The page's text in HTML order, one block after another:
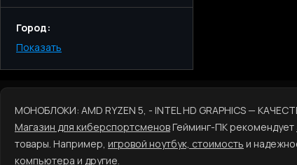
Город:
Киев
Запорожье
Львов
Показать
МОНОБЛОКИ: AMD RYZEN 5, - INTEL HD GRAPHICS —
Магазин для киберспортсменовГейминг-ПК рекомендует
товары. Например, игровой ноутбук, стоимость и
компьютера и другие.